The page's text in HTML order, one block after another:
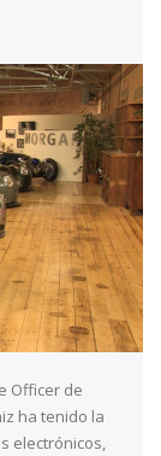
Officer de
ha tenido la
electrónicos,